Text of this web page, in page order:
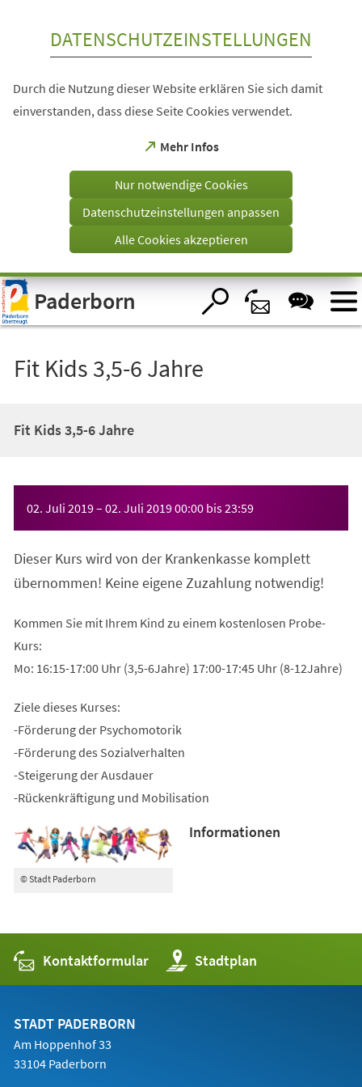
Visuelle
Assistenzsoftware
öffnen.
DATENSCHUTZEINSTELLUNGEN
Durch die Nutzung dieser Website erklären Sie sich damit
einverstanden, dass diese Seite Cookies verwendet.
Mehr Infos
(Öffnet
einem
Tab)
Nur notwendige Cookies
Datenschutzeinstellungen anpassen
Alle Cookies akzeptieren
Paderborn
Fit Kids 3,5-6 Jahre
Fit Kids 3,5-6 Jahre
02. Juli 2019– 02. Juli 201900:00 bis23:59
Dieser Kurs wird von der Krankenkasse komplett
übernommen! Keine eigene Zuzahlung notwendig!
Kommen Sie mit Ihrem Kind zu einem kostenlosen Probe-
Kurs:
Mo: 16:15-17:00 Uhr (3,5-6Jahre) 17:00-17:45 Uhr (8-12Jahre)
Ziele dieses Kurses:
-Förderung der Psychomotorik
-Förderung des Sozialverhalten
-Steigerung der Ausdauer
-Rückenkräftigung und Mobilisation
© Stadt Paderborn
Informationen
Kontaktformular Stadtplan
(Öffnet
in
einem
STADT PADERBORN
Am Hoppenhof 33
33104 Paderborn